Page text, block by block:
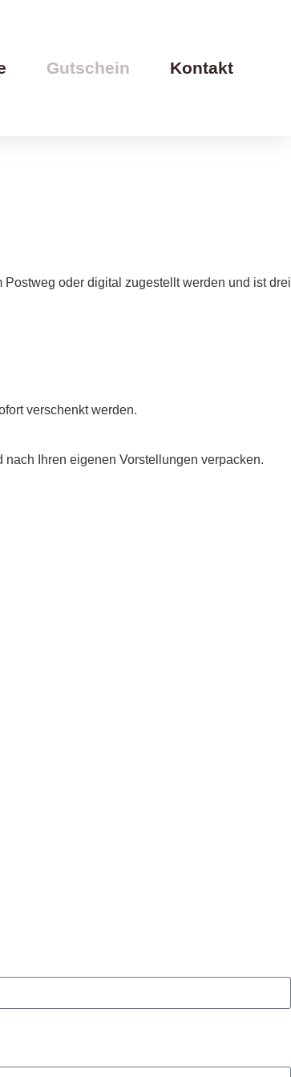
Gutschein Kontakt
Postweg oder digital zugestellt werden und ist drei
verschenkt werden.
Ihren eigenen Vorstellungen verpacken.